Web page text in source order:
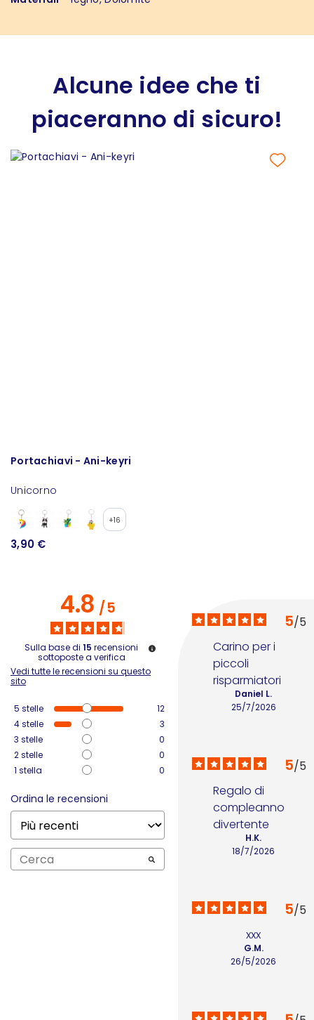
Alcune idee che ti
piaceranno di sicuro!
Portachiavi - Ani-keyri
Unicorno
+16
3,90 €
4.8/5
Sulla base di 15 recensioni
sottoposte a verifica
Vedi tutte le recensioni su questo
sito
5 stelle
12
4stelle
3
3 stelle
0
2stelle
0
1 stella 0
Ordina le recensioni
5/5
Carino per i
piccoli
risparmiatori
25/7/2026
Daniel L.
5/5
Regalo di
compleanno
divertente
18/7/2026
H.K.
5/5
xxx
26/5/2026
G.M.